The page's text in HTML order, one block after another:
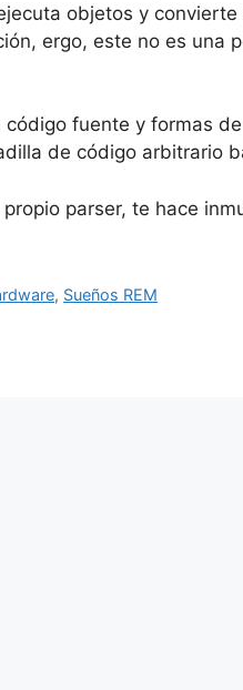
objetos y convierte
ergo, este no es una
fuente y formas
de código arbitrario
parser, te hace
, Sueños REM